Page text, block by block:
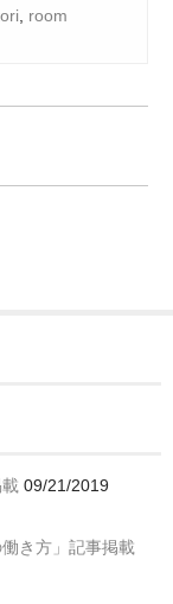
room
09/21/2019
き方」記事掲載